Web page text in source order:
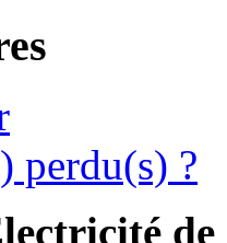
perdu(s) ?